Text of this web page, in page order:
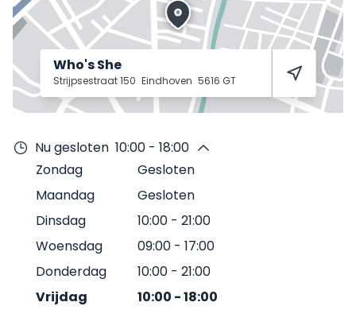
Who's She
Strijpsestraat 150 Eindhoven 5616 GT
Nu gesloten 10:00 - 18:00
Zondag
Gesloten
Maandag
Gesloten
Dinsdag
10:00 - 21:00
Woensdag
09:00 - 17:00
Donderdag
10:00 - 21:00
Vrijdag
10:00 -18:00